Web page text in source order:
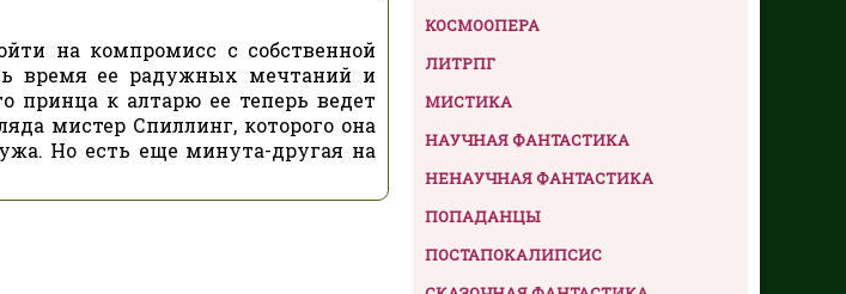
на компромисс с собственной
время ее радужных мечтаний и
принца к алтарю ее теперь ведет
мистер Спиллинг, которого она
Но есть еще минута-другая на
КОСМООПЕРА
ЛИТРПГ
МИСТИКА
НАУЧНАЯ ФАНТАСТИКА
НЕНАУЧНАЯ ФАНТАСТИКА
ПОПАДАНЦЫ
ПОСТАПОКАЛИПСИС